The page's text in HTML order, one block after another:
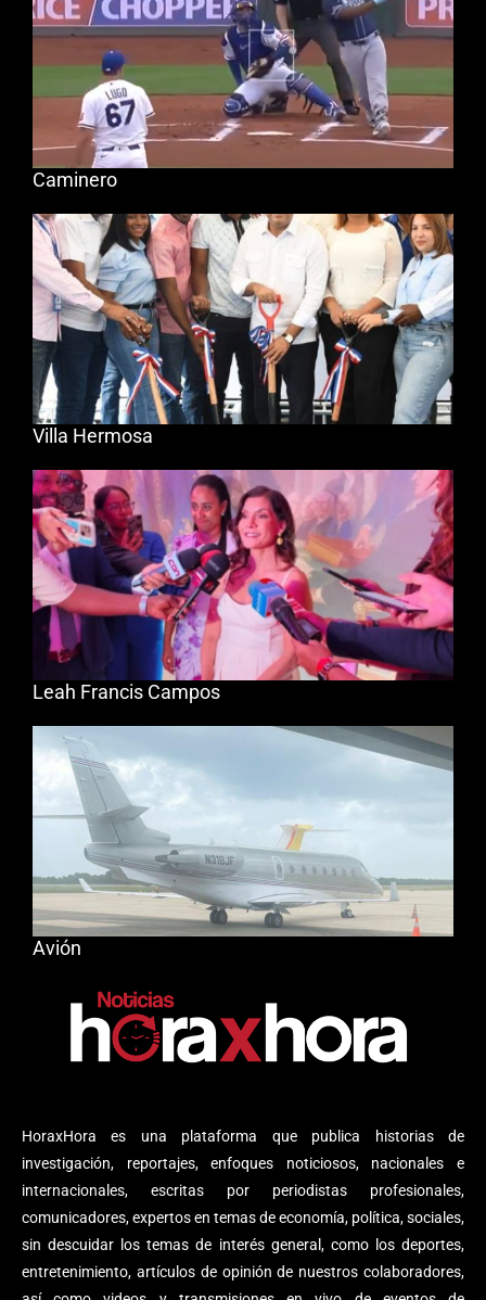
HoraxHora es una plataforma que publica historias de
investigación, reportajes, enfoques noticiosos, nacionales e
internacionales, escritas por periodistas profesionales,
comunicadores, expertos en temas de economía, política, sociales,
sin descuidar los temas de interés general, como los deportes,
entretenimiento, artículos de opinión de nuestros colaboradores,
Caminero
Villa Hermosa
Leah Francis Campos
Avión